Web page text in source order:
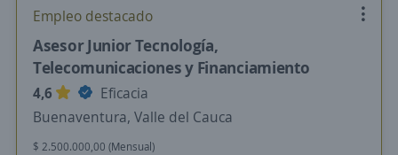
Empleo destacado
Asesor Junior Tecnología,
Telecomunicaciones y Financiamiento
4,6
Eficacia
Buenaventura, Valle del Cauca
$ 2.500.000,00 (Mensual)